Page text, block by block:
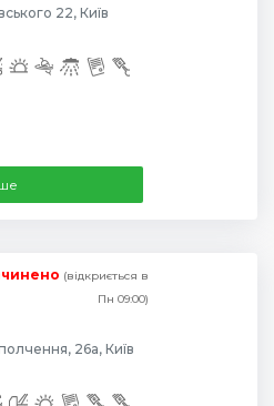
22, Київ
(відкриється в
Пн 09:00)
26а, Київ